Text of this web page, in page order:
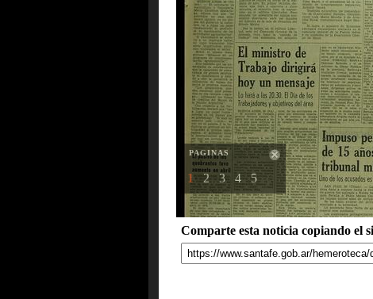
PAGINAS
1 2 3 4 5
Comparte esta noticia copiando el